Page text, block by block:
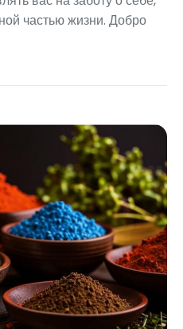
частью жизни. Добро